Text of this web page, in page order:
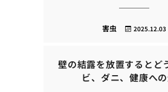
2025.12.03
害虫
壁の結露を放置するとど
ビ、ダニ、健康へ